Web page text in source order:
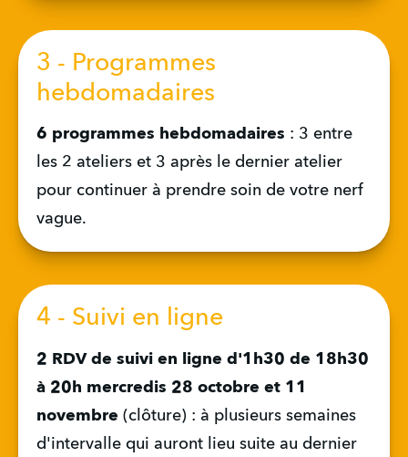
3 - Programmes
hebdomadaires
6 programmes hebdomadaires : 3 entre
les 2 ateliers et 3 après le dernier atelier
pour continuer à prendre soin de votre nerf
vague.
4 - Suivi en ligne
2 RDV de suivi en ligne d'1h30 de 18h30
à 20h mercredis 28 octobre et 11
novembre (clôture) : à plusieurs semaines
d'intervalle qui auront lieu suite au dernier